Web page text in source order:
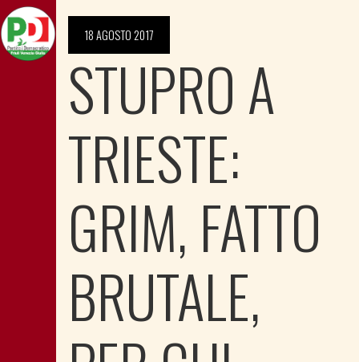
18 AGOSTO 2017
STUPRO A
TRIESTE:
GRIM, FATTO
BRUTALE,